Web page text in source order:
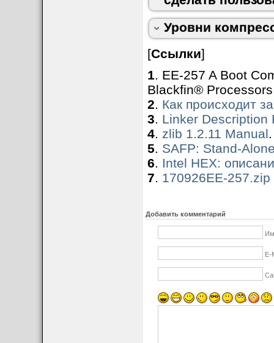
Уровни
[Ссылки]
1. EE-257 A Boot
Blackfin®
2. Как происходит
3. Linker Description
4. zlib 1.2.11 Manual.
5. SAFP: Stand-
6. Intel HEX:
7. 170926EE-257.zip
Добавить комментарий
E-